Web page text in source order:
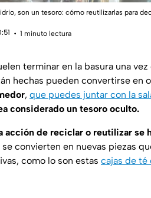
son un tesoro: cómo reutilizarlas para
1 minuto lectura
terminar en la basura una
hechas pueden convertirse en
, que puedes juntar con la
considerado un tesoro oculto.
acción de reciclar o reutilizar se
convierten en nuevas piezas
como lo son estas cajas de té